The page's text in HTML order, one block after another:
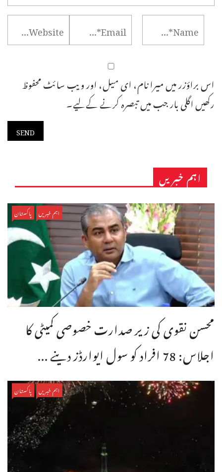
اس براؤزر میں میرا نام، ای میل، اور ویب سائٹ محفوظ
رکھیں اگلی بار جب میں تبصرہ کرنے کےلیے۔
اہم خبریں
اہم خبریں پاکستان
محسن نقوی کی زیر صدارت خصوصی کمیٹی کا
اجلاس: 78 افراد کو سول ایوارڈز دینے ...
اہم خبریں پاکستان